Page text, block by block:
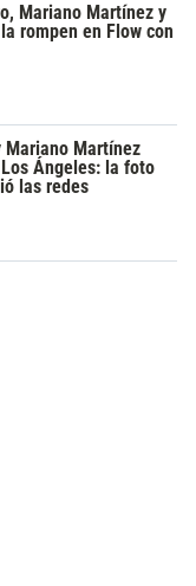
Mariano Martínez y
rompen en Flow con
Mariano Martínez
Ángeles: la foto
las redes